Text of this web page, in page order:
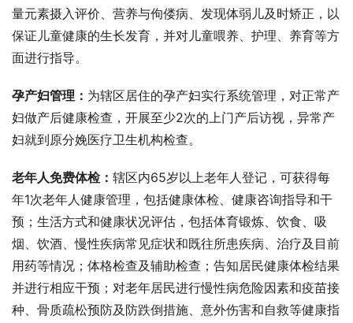
量元素摄入评价、营养与佝偻病、发现体弱儿及时矫正，以
保证儿童健康的生长发育，并对儿童喂养、护理、养育等方
面进行指导。
孕产妇管理： 为辖区居住的孕产妇实行系统管理，对正常产
妇做产后健康检查，开展至少2次的上门产后访视，异常产
妇就到原分娩医疗卫生机构检查。
老年人免费体检： 辖区内65岁以上老年人登记，可获得每
年1次老年人健康管理，包括健康体检、健康咨询指导和干
预；生活方式和健康状况评估，包括体育锻炼、饮食、吸
烟、饮酒、慢性疾病常见症状和既往所患疾病、治疗及目前
用药等情况；体格检查及辅助检查；告知居民健康体检结果
并进行相应干预；对老年居民进行慢性病危险因素和疫苗接
种、骨质疏松预防及防跌倒措施、意外伤害和自救等健康指